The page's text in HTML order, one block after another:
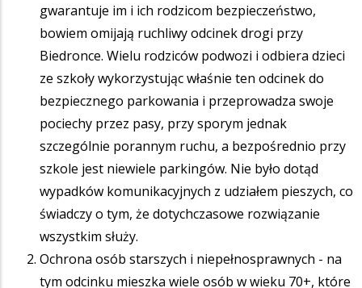
gwarantuje im i ich rodzicom bezpieczeństwo,
bowiem omijają ruchliwy odcinek drogi przy
Biedronce. Wielu rodziców podwozi i odbiera dzieci
ze szkoły wykorzystując właśnie ten odcinek do
bezpiecznego parkowania i przeprowadza swoje
pociechy przez pasy, przy sporym jednak
szczególnie porannym ruchu, a bezpośrednio przy
szkole jest niewiele parkingów. Nie było dotąd
wypadków komunikacyjnych z udziałem pieszych, co
świadczy o tym, że dotychczasowe rozwiązanie
wszystkim służy.
Ochrona osób starszych i niepełnosprawnych - na
tym odcinku mieszka wiele osób w wieku 70+, które